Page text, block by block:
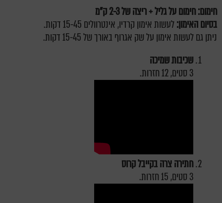
חימום: חימום על גליל + ריצה של 2-3 ק"מ
בסיום האימון:לעשות אימון קרדיו, אינטרוולים 15-45 דקות.
ניתן גם לעשות אימון על שק אגרוף באורך של 15-45 דקות.
שכיבות שמיכה
3 סטים, 12 חזרות.
חתירה צרה בקייבל קרוס
3 סטים, 15 חזרות.